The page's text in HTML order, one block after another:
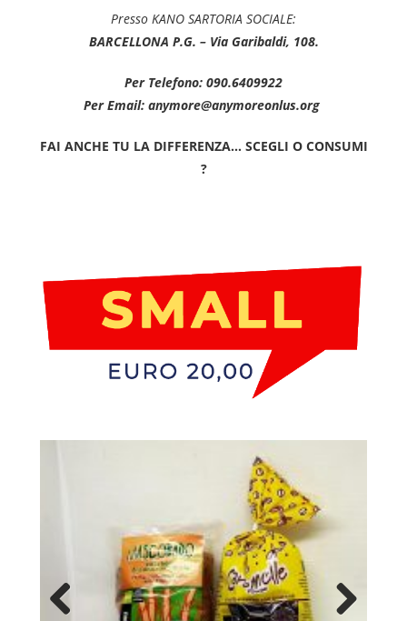
Presso KANO SARTORIA SOCIALE:
BARCELLONA P.G. – Via Garibaldi, 108.
Per Telefono: 090.6409922
Per Email: anymore@anymoreonlus.org
FAI ANCHE TU LA DIFFERENZA… SCEGLI O CONSUMI
?